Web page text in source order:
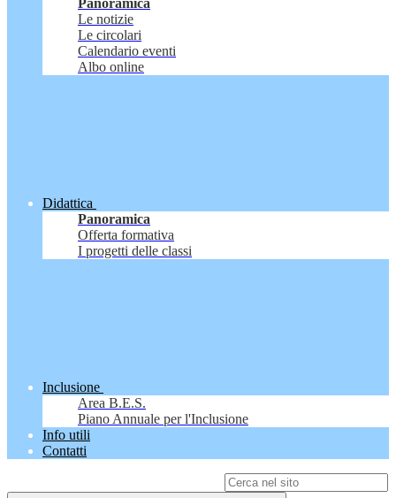
Panoramica
Le notizie
Le circolari
Calendario eventi
Albo online
Didattica
Panoramica
Offerta formativa
I progetti delle classi
Inclusione
Area B.E.S.
Piano Annuale per l'Inclusione
Info utili
Contatti